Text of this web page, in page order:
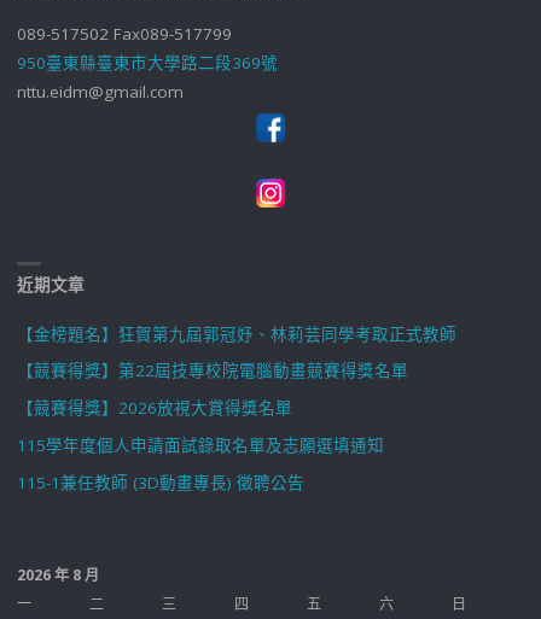
089-517502 Fax089-517799
950臺東縣臺東市大學路二段369號
nttu.eidm@gmail.com
近期文章
【金榜題名】狂賀第九屆郭冠妤、林莉芸同學考取正式教師
【競賽得獎】第22屆技專校院電腦動畫競賽得獎名單
【競賽得獎】2026放視大賞得獎名單
115學年度個人申請面試錄取名單及志願選填通知
115-1兼任教師 (3D動畫專長) 徵聘公告
2026 年 8 月
一
二 三 四 五 六 日